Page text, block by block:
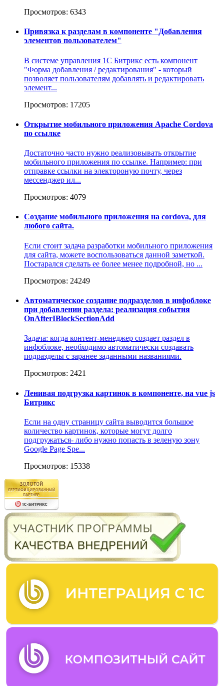
Просмотров: 6343
Привязка к разделам в компоненте "Добавления
элементов пользователем"
В системе управления 1С Битрикс есть компонент
"Форма добавления / редактирования" - который
позволяет пользователям добавлять и редактировать
элемент...
Просмотров: 17205
Открытие мобильного приложения Apache Cordova
по ссылке
Достаточно часто нужно реализовывать открытие
мобильного приложения по ссылке. Например: при
отправке ссылки на электороную почту, через
мессенджер ил...
Просмотров: 4079
Создание мобильного приложения на cordova, для
любого сайта.
Если стоит задача разработки мобильного приложения
для сайта, можете воспользоваться данной заметкой.
Постарался сделать ее более менее подробной, но ...
Просмотров: 24249
Автоматическое создание подразделов в инфоблоке
при добавлении раздела: реализация события
OnAfterIBlockSectionAdd
Задача: когда контент-менеджер создает раздел в
инфоблоке, необходимо автоматически создавать
подразделы с заранее заданными названиями.
Просмотров: 2421
Ленивая подгрузка картинок в компоненте, на vue js
Битрикс
Если на одну страницу сайта выводится большое
количество картинок, которые могут долго
подгружаться- либо нужно попасть в зеленую зону
Google Page Spe...
Просмотров: 15338